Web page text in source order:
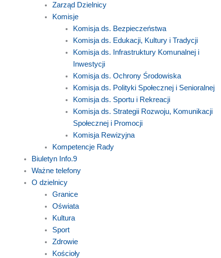
Zarząd Dzielnicy
Komisje
Komisja ds. Bezpieczeństwa
Komisja ds. Edukacji, Kultury i Tradycji
Komisja ds. Infrastruktury Komunalnej i
Inwestycji
Komisja ds. Ochrony Środowiska
Komisja ds. Polityki Społecznej i Senioralnej
Komisja ds. Sportu i Rekreacji
Komisja ds. Strategii Rozwoju, Komunikacji
Społecznej i Promocji
Komisja Rewizyjna
Kompetencje Rady
Biuletyn Info.9
Ważne telefony
O dzielnicy
Granice
Oświata
Kultura
Sport
Zdrowie
Kościoły